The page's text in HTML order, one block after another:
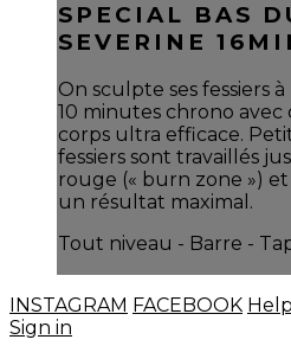
SPECIAL BAS
SEVERINE
On sculpte ses fessiers
10 minutes chrono
corps ultra efficace.
fessiers sont travaillés
rouge (« burn zone »)
un résultat maximal.
Tout niveau - Barre -
INSTAGRAM FACEBOOK Help
Sign in